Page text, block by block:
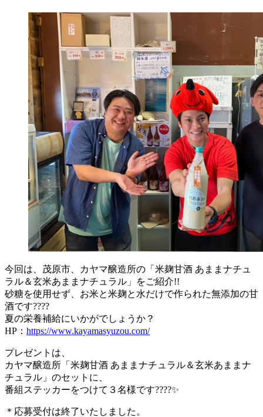
今回は、茂原市、カヤマ醸造所の「米麹甘酒 あままナチュ
ラル＆玄米あままナチュラル」をご紹介!!
砂糖を使用せず、お米と米麹と水だけで作られた無添加の甘
酒です????
夏の栄養補給にいかがでしょうか？
HP： https://www.kayamasyuzou.com/
プレゼントは、
カヤマ醸造所「米麹甘酒 あままナチュラル＆玄米あままナ
チュラル」のセットに、
番組ステッカーをつけて３名様です????✨
＊応募受付は終了いたしました。